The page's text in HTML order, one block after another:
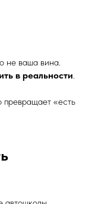
не ваша вина.
в реальности.
«есть